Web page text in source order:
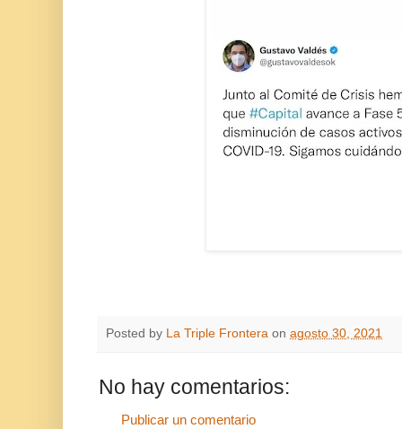
Posted by La Triple Frontera on agosto 30, 2021
No hay comentarios:
Publicar un comentario